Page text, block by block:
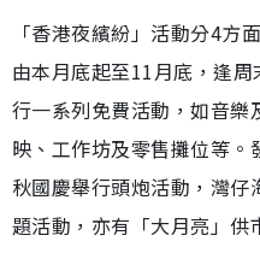
「香港夜繽紛」活動分4方
由本月底起至11月底，逢
行一系列免費活動，如音樂
映、工作坊及零售攤位等
秋國慶舉行頭炮活動，灣
題活動，亦有「大月亮」供